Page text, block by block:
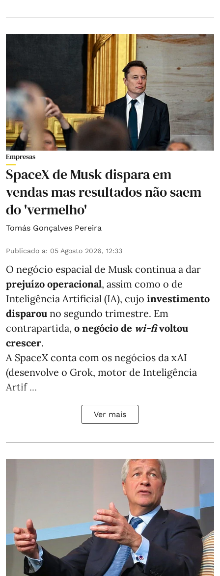
Empresas
SpaceX de Musk dispara em
vendas mas resultados não saem
do 'vermelho'
Tomás Gonçalves Pereira
Publicado a: 05 Agosto 2026, 12:33
O negócio espacial de Musk continua a dar
prejuízo operacional, assim como o de
Inteligência Artificial (IA), cujo investimento
disparou no segundo trimestre. Em
contrapartida, o negócio de wi-fivoltou
crescer.
A SpaceX conta com os negócios da xAI
(desenvolve o Grok, motor de Inteligência
Artif ...
Ver mais